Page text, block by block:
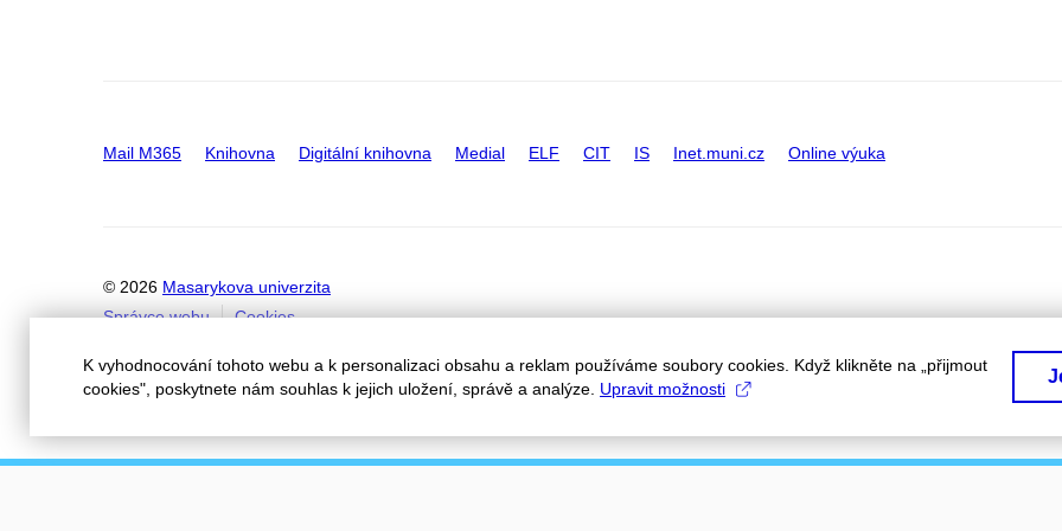
Mail M365 Knihovna Digitální knihovna Medial ELF CIT IS Inet.muni.cz Online výuka
© 2026 Masarykova univerzita
Správce webu
Cookies
K vyhodnocování tohoto webu a k personalizaci obsahu a reklam používáme soubory cookies. Když klikněte na „přijmout
cookies", poskytnete nám souhlas k jejich uložení, správě a analýze. Upravit možnosti